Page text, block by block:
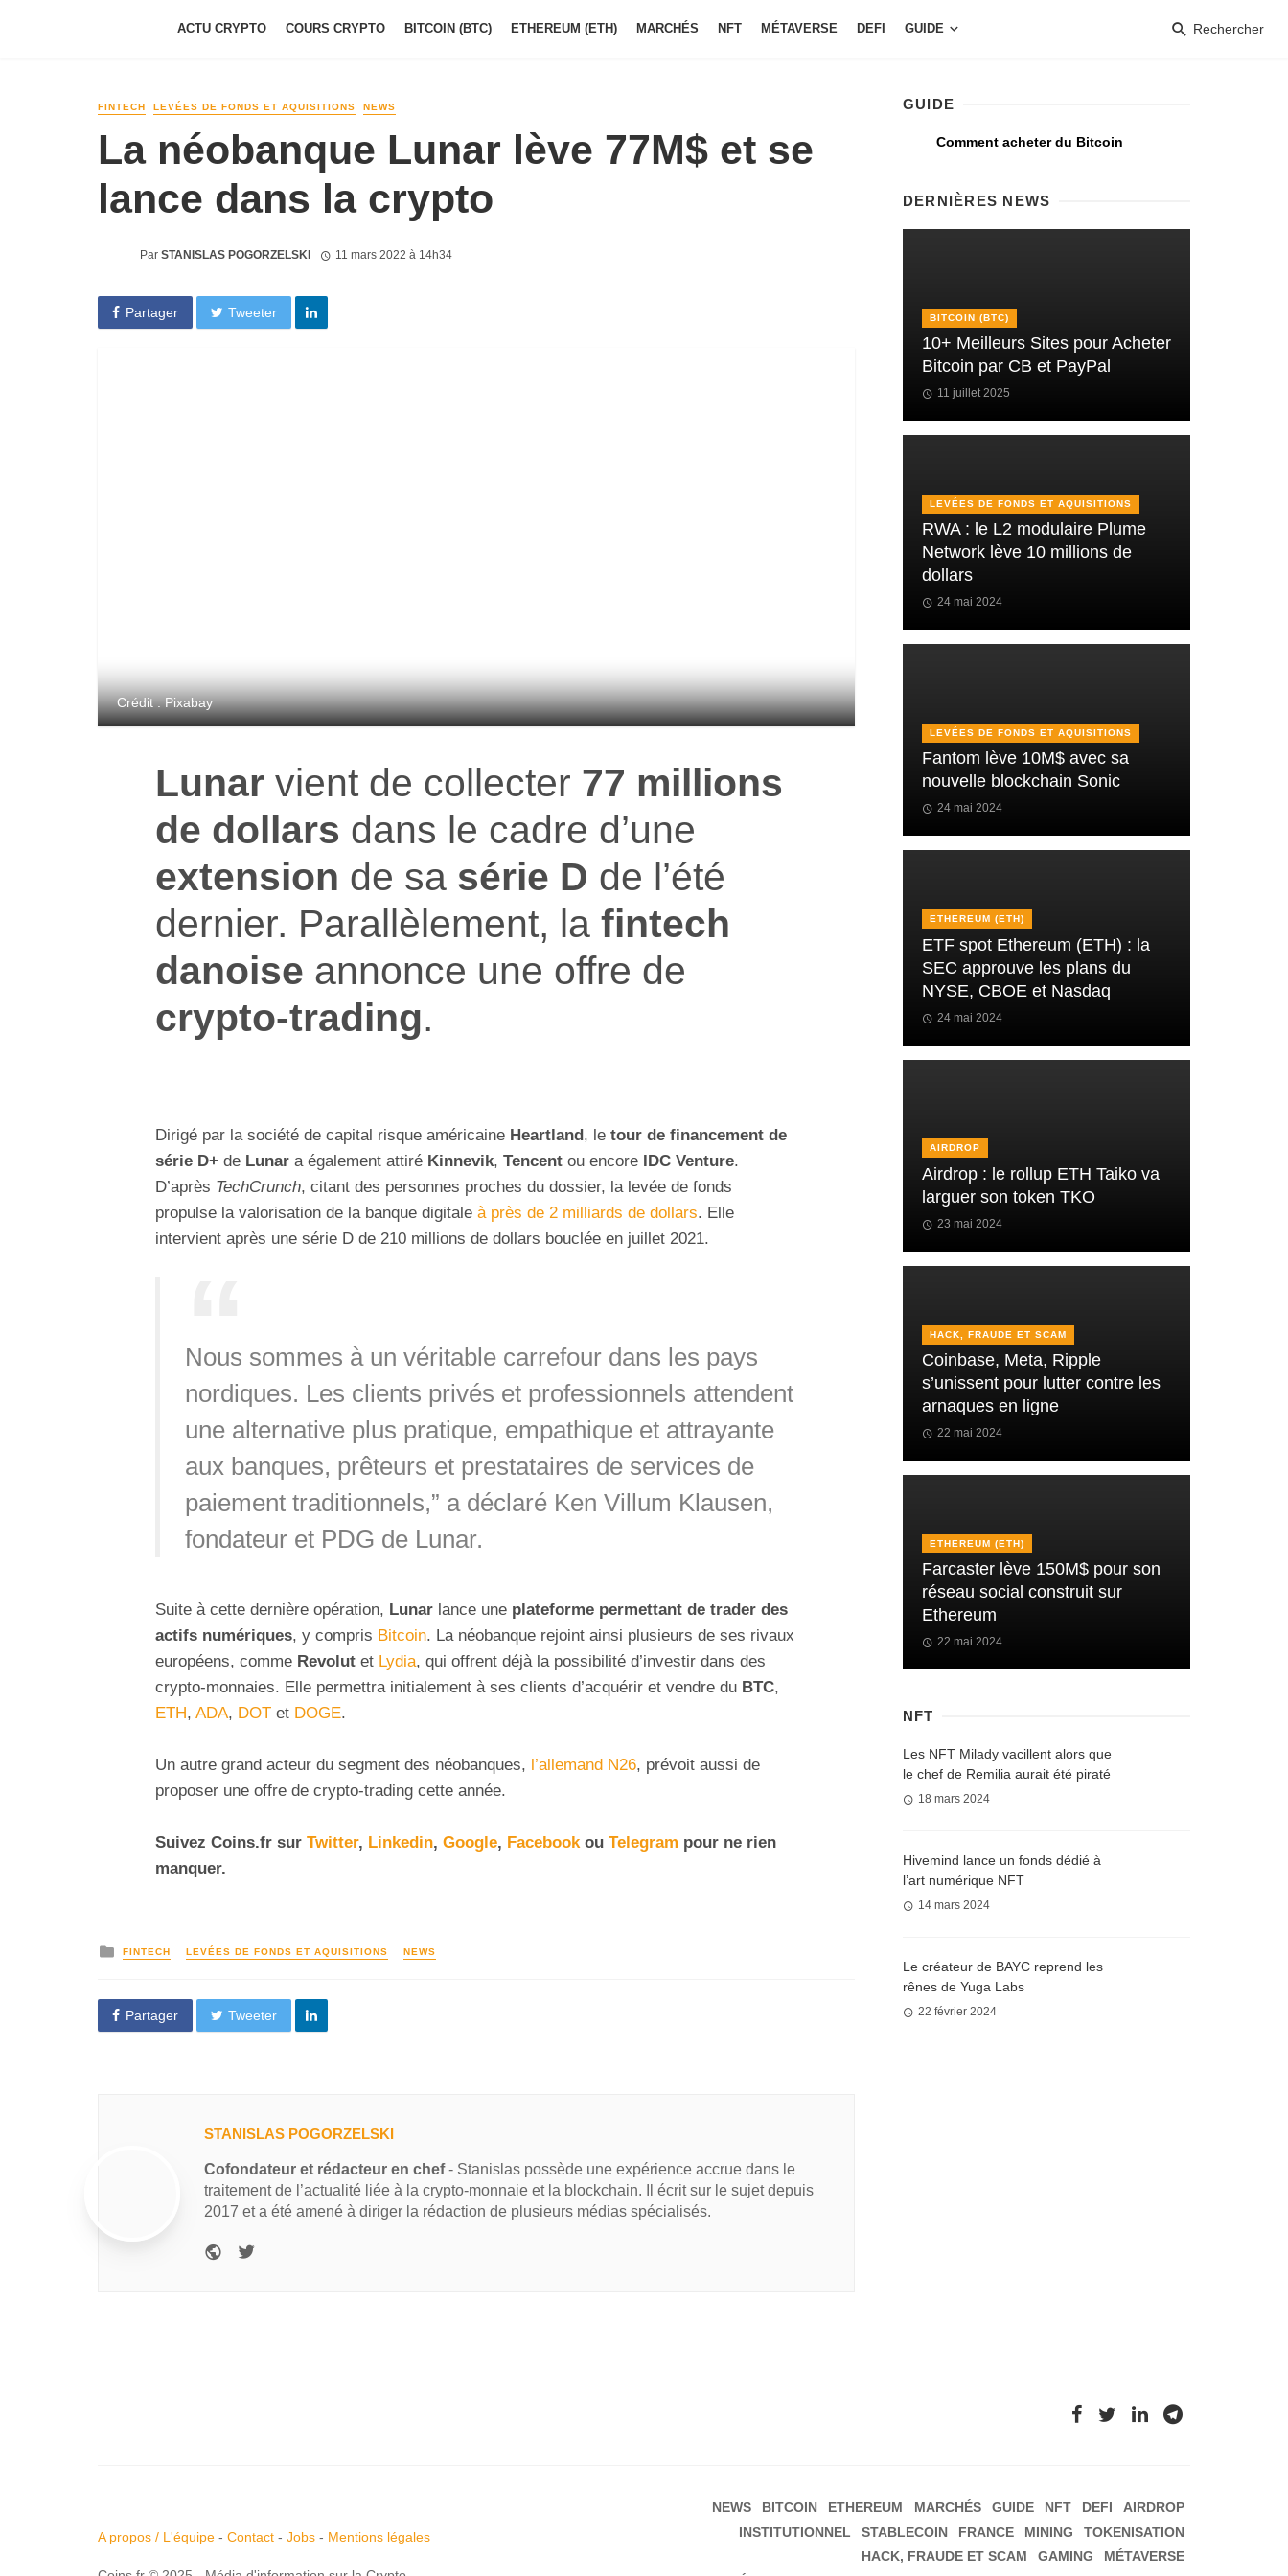
ACTU CRYPTO COURS CRYPTO BITCOIN (BTC) ETHEREUM (ETH) MARCHÉS NFT MÉTAVERSE DEFI GUIDE Rechercher
FINTECH LEVÉES DE FONDS ET AQUISITIONS NEWS
La néobanque Lunar lève 77M$ et se
lance dans la crypto
Par STANISLAS POGORZELSKI 11 mars 2022 à 14h34
Partager Tweeter
Crédit : Pixabay
Lunar vient de collecter 77 millions
de dollars dans le cadre d’une
extension de sa série D de l’été
dernier. Parallèlement, la fintech
danoise annonce une offre de
crypto-trading.
Dirigé par la société de capital risque américaine Heartland, le tour de financement de
série D+ de Lunar a également attiré Kinnevik, Tencent ou encore IDC Venture.
D’après TechCrunch, citant des personnes proches du dossier, la levée de fonds
propulse la valorisation de la banque digitale à près de 2 milliards de dollars. Elle
intervient après une série D de 210 millions de dollars bouclée en juillet 2021.
Nous sommes à un véritable carrefour dans les pays
nordiques. Les clients privés et professionnels attendent
une alternative plus pratique, empathique et attrayante
aux banques, prêteurs et prestataires de services de
paiement traditionnels,” a déclaré Ken Villum Klausen,
fondateur et PDG de Lunar.
Suite à cette dernière opération, Lunar lance une plateforme permettant de trader des
actifs numériques, y compris Bitcoin. La néobanque rejoint ainsi plusieurs de ses rivaux
européens, comme Revolut et Lydia, qui offrent déjà la possibilité d’investir dans des
crypto-monnaies. Elle permettra initialement à ses clients d’acquérir et vendre du BTC,
ETH, ADA, DOT et DOGE.
Un autre grand acteur du segment des néobanques, l’allemand N26, prévoit aussi de
proposer une offre de crypto-trading cette année.
Suivez Coins.fr sur Twitter, Linkedin, Google, Facebookou Telegram pour ne rien
manquer.
FINTECH LEVÉES DE FONDS ET AQUISITIONS NEWS
Partager Tweeter
STANISLAS POGORZELSKI
Cofondateur et rédacteur en chef- Stanislas possède une expérience accrue dans le
traitement de l’actualité liée à la crypto-monnaie et la blockchain. Il écrit sur le sujet depuis
2017 et a été amené à diriger la rédaction de plusieurs médias spécialisés.
GUIDE
Comment acheter du Bitcoin
DERNIÈRES NEWS
BITCOIN (BTC)
10+ Meilleurs Sites pour Acheter
Bitcoin par CB et PayPal
11 juillet 2025
LEVÉES DE FONDS ET AQUISITIONS
RWA : le L2 modulaire Plume
Network lève 10 millions de
dollars
24 mai 2024
LEVÉES DE FONDS ET AQUISITIONS
Fantom lève 10M$ avec sa
nouvelle blockchain Sonic
24 mai 2024
ETHEREUM (ETH)
ETF spot Ethereum (ETH) : la
SEC approuve les plans du
NYSE, CBOE et Nasdaq
24 mai 2024
AIRDROP
Airdrop : le rollup ETH Taiko va
larguer son token TKO
23 mai 2024
HACK, FRAUDE ET SCAM
Coinbase, Meta, Ripple
s’unissent pour lutter contre les
arnaques en ligne
22 mai 2024
ETHEREUM (ETH)
Farcaster lève 150M$ pour son
réseau social construit sur
Ethereum
22 mai 2024
NFT
Les NFT Milady vacillent alors que
le chef de Remilia aurait été piraté
18 mars 2024
Hivemind lance un fonds dédié à
l’art numérique NFT
14 mars 2024
Le créateur de BAYC reprend les
rênes de Yuga Labs
22 février 2024
A propos / L'équipe - Contact - Jobs - Mentions légales
NEWS BITCOIN ETHEREUM MARCHÉS GUIDE NFT DEFI
AIRDROP
INSTITUTIONNEL
STABLECOIN FRANCE MINING
TOKENISATION
HACK, FRAUDE ET SCAM
GAMING
MÉTAVERSE